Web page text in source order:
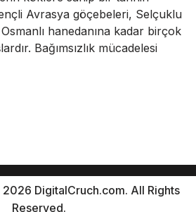
Avrasya göçebeleri, Selçuklu
hanedanına kadar birçok
Bağımsızlık mücadelesi
DigitalCruch.com. All Rights
Reserved.